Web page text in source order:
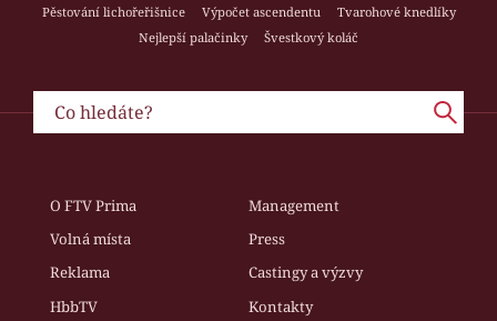
Pěstování lichořeřišnice
Výpočet ascendentu
Tvarohové knedlíky
Nejlepší palačinky
Švestkový koláč
O FTV Prima
Management
Volná místa
Press
Reklama
Castingy a výzvy
HbbTV
Kontakty